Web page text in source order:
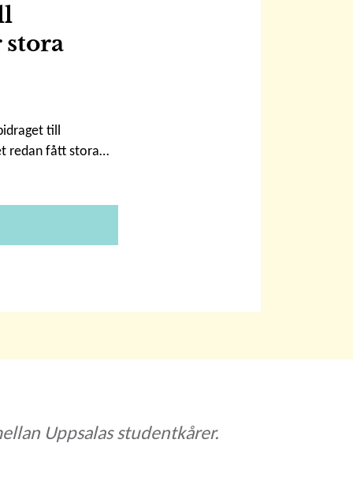
till
redan fått stora…
Uppsalas studentkårer.